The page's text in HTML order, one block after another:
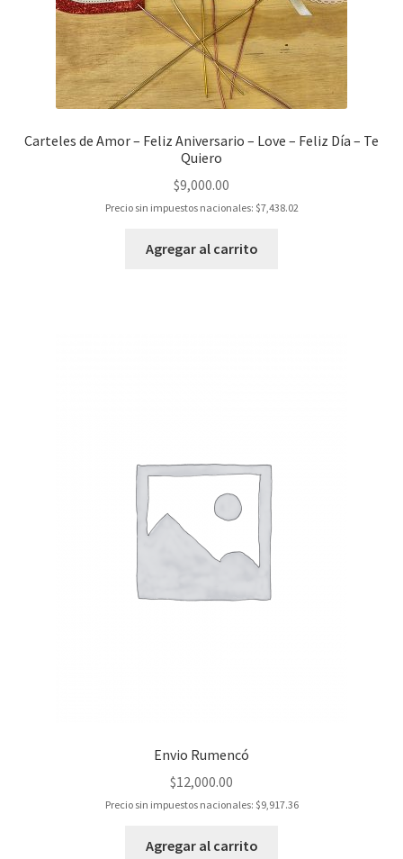
Carteles de Amor – Feliz Aniversario – Love – Feliz Día – Te
Quiero
$9,000.00
Precio sin impuestos nacionales: $7,438.02
Agregar al carrito
Envio Rumencó
$12,000.00
Precio sin impuestos nacionales: $9,917.36
Agregar al carrito